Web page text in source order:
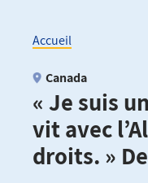
Fil
d'Ariane
Accueil
« Je suis
vit avec
droits. »
Canada